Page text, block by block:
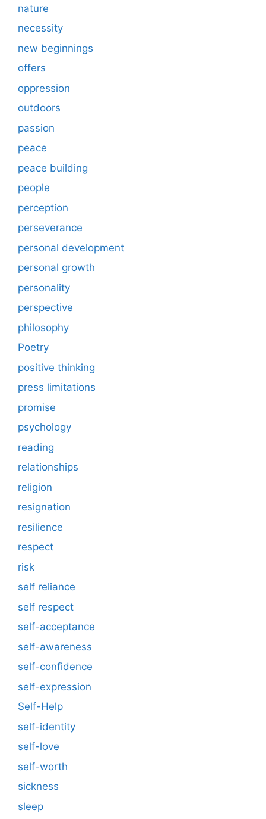
nature
necessity
new beginnings
offers
oppression
outdoors
passion
peace
peace building
people
perception
perseverance
personal development
personal growth
personality
perspective
philosophy
Poetry
positive thinking
press limitations
promise
psychology
reading
relationships
religion
resignation
resilience
respect
risk
self reliance
self respect
self-acceptance
self-awareness
self-confidence
self-expression
Self-Help
self-identity
self-love
self-worth
sickness
sleep